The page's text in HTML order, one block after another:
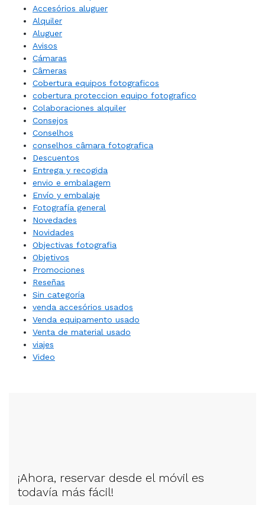
Accesórios aluguer
Alquiler
Aluguer
Avisos
Cámaras
Câmeras
Cobertura equipos fotograficos
cobertura proteccion equipo fotografico
Colaboraciones alquiler
Consejos
Conselhos
conselhos câmara fotografica
Descuentos
Entrega y recogida
envio e embalagem
Envío y embalaje
Fotografía general
Novedades
Novidades
Objectivas fotografia
Objetivos
Promociones
Reseñas
Sin categoría
venda accesórios usados
Venda equipamento usado
Venta de material usado
viajes
Video
¡Ahora, reservar desde el móvil es
todavía más fácil!